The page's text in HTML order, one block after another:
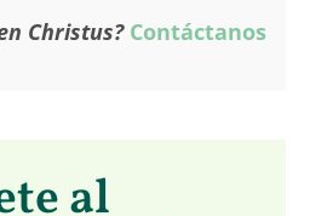
Christus? Contáctanos
al